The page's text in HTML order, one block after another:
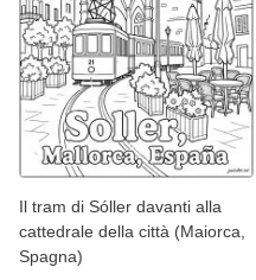
Il tram di Sóller davanti alla
cattedrale della città (Maiorca,
Spagna)